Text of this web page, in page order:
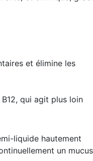
et élimine les
qui agit plus loin
liquide hautement
un mucus